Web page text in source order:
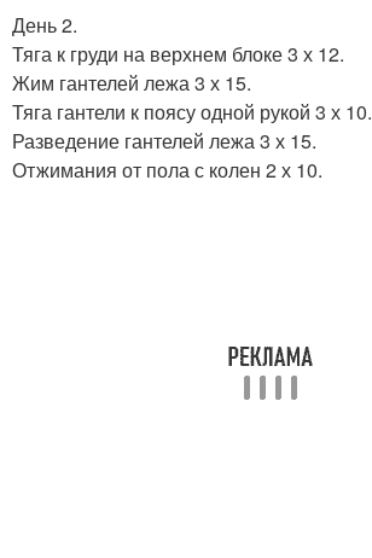
День 2.
Тяга к груди на верхнем блоке 3 х 12.
Жим гантелей лежа 3 х 15.
Тяга гантели к поясу одной рукой 3 х 10.
Разведение гантелей лежа 3 х 15.
Отжимания от пола с колен 2 х 10.